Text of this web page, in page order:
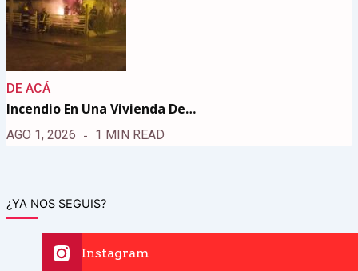
DE ACÁ
Incendio En Una Vivienda De…
AGO 1, 2026 1 MIN READ
¿YA NOS SEGUIS?
Instagram